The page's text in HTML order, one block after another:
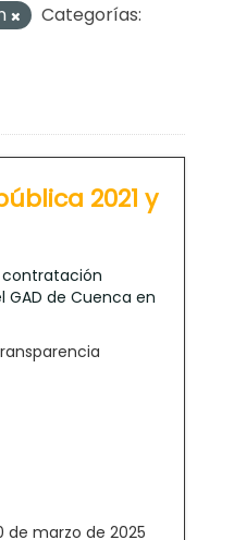
Categorías:
2021 y
contratación
GAD de Cuenca en
de marzo de 2025